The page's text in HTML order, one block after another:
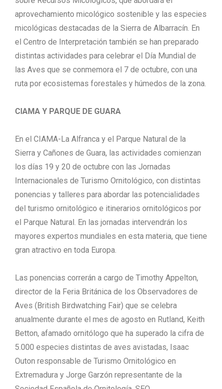
aprovechamiento micológico sostenible y las especies
micológicas destacadas de la Sierra de Albarracín. En
el Centro de Interpretación también se han preparado
distintas actividades para celebrar el Día Mundial de
las Aves que se conmemora el 7 de octubre, con una
ruta por ecosistemas forestales y húmedos de la zona.
CIAMA Y PARQUE DE GUARA
En el CIAMA-La Alfranca y el Parque Natural de la
Sierra y Cañones de Guara, las actividades comienzan
los días 19 y 20 de octubre con las Jornadas
Internacionales de Turismo Ornitológico, con distintas
ponencias y talleres para abordar las potencialidades
del turismo ornitológico e itinerarios ornitológicos por
el Parque Natural. En las jornadas intervendrán los
mayores expertos mundiales en esta materia, que tiene
gran atractivo en toda Europa.
Las ponencias correrán a cargo de Timothy Appelton,
director de la Feria Británica de los Observadores de
Aves (British Birdwatching Fair) que se celebra
anualmente durante el mes de agosto en Rutland, Keith
Betton, afamado ornitólogo que ha superado la cifra de
5.000 especies distintas de aves avistadas, Isaac
Outon responsable de Turismo Ornitológico en
Extremadura y Jorge Garzón representante de la